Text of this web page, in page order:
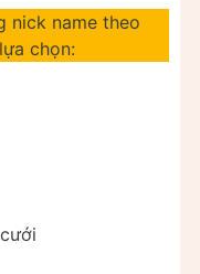
nick name theo
chọn: